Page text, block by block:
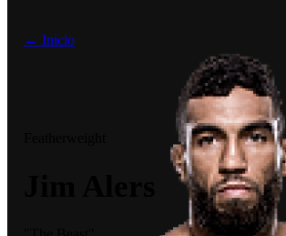
← Inicio